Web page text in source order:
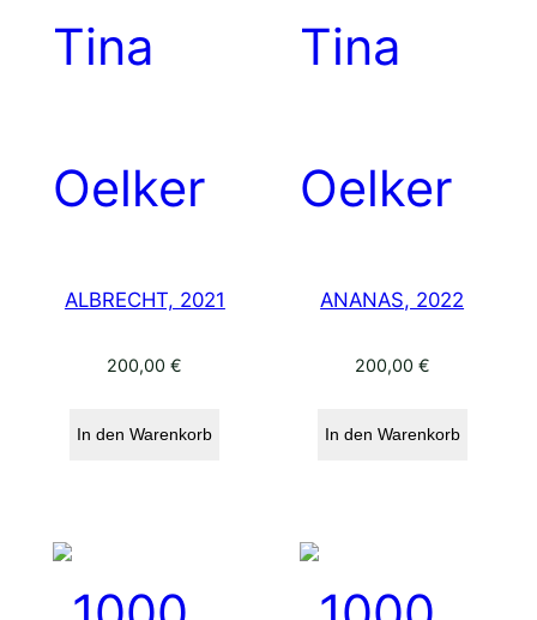
ALBRECHT, 2021
200,00€
In den Warenkorb
ANANAS, 2022
200,00 €
In den Warenkorb